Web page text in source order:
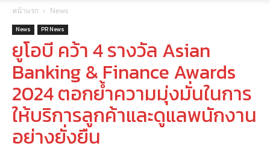
หน้าแรก News
News PR News
ยูโอบี คว้า 4 รางวัล Asian
Banking & Finance Awards
2024 ตอกย้ำความมุ่งมั่นในการ
ให้บริการลูกค้าและดูแลพนักงาน
อย่างยั่งยืน